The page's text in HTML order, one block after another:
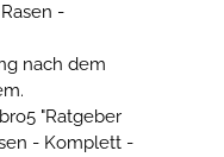
-
nach dem
"Ratgeber
- Komplett -